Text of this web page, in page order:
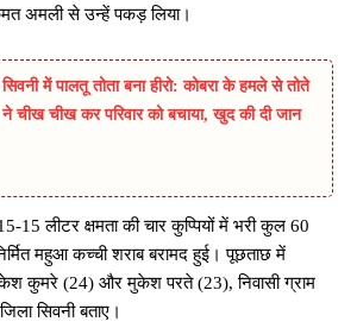
अमली से उन्हें पकड़ लिया।
सिवनी में पालतू तोता बना हीरो: कोबरा के हमले से तोते
ने चीख चीख कर परिवार को बचाया, खुद की दी जान
15 लीटर क्षमता की चार कुप्पियों में भरी कुल 60
महुआ कच्ची शराब बरामद हुई। पूछताछ में
कुमरे (24) और मुकेश परते (23), निवासी ग्राम
सिवनी बताए।